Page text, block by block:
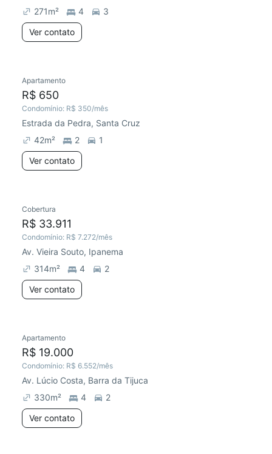
271m² 4
3
Ver contato
Apartamento
R$ 650
Condomínio: R$ 350/mês
Estrada da Pedra, Santa Cruz
42m² 2
1
Ver contato
Cobertura
R$ 33.911
Condomínio: R$ 7.272/mês
Av. Vieira Souto, Ipanema
314m² 4
2
Ver contato
Redecorar
Apartamento
R$ 19.000
Condomínio: R$ 6.552/mês
Av. Lúcio Costa, Barra da Tijuca
330m² 4
2
Ver contato